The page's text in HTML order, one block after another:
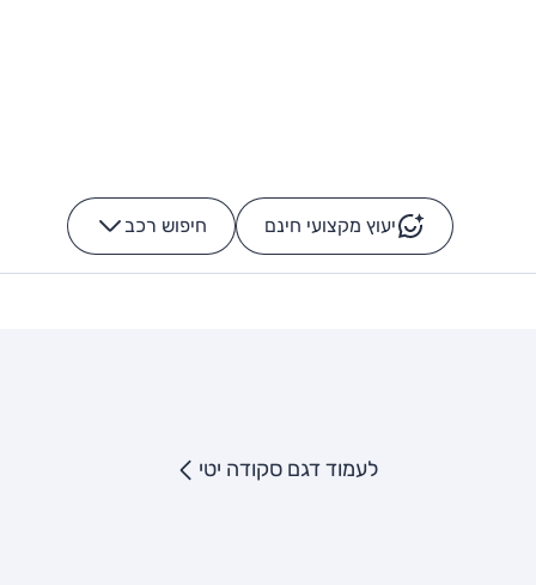
יעוץ מקצועי חינם חיפוש רכב -
לעמוד דגם סקודה יטי